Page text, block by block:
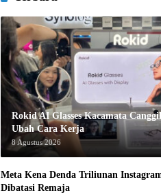
Rokid AI Glasses Kacamata
Ubah Cara Kerja
8 Agustus 2026
Meta Kena Denda Triliunan
Dibatasi Remaja